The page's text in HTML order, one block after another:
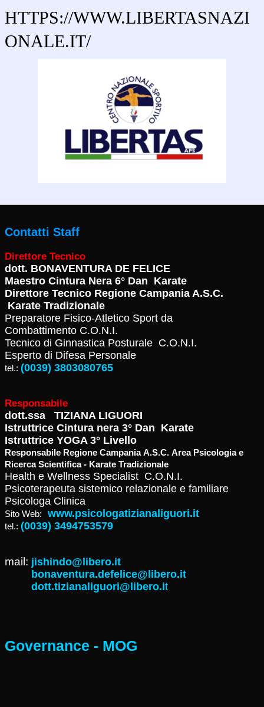
HTTPS://wWW.lIBERTASNAZI
ONALE.IT/
Contatti Staff
Direttore Tecnico
dott. BONAVENTURA DE FELICE
Maestro Cintura Nera 6° Dan Karate
Direttore Tecnico Regione Campania A.S.C.
Karate Tradizionale
Preparatore Fisico-Atletico Sport da
Combattimento C.O.N.I.
Tecnico di Ginnastica Posturale C.O.N.I.
Esperto di Difesa Personale
tel.: (0039) 3803080765
Responsabile
dott.ssa TIZIANA LIGUORI
Istruttrice Cintura nera 3° Dan Karate
Istruttrice YOGA 3° Livello
Responsabile Regione Campania A.S.C. Area Psicologia e
Ricerca Scientifica - Karate Tradizionale
Health e Wellness Specialist C.O.N.I.
Psicoterapeuta sistemico relazionale e familiare
Psicologa Clinica
Sito Web: www.psicologatizianaliguori.it
tel.: (0039) 3494753579
mail: jishindo@libero.it
bonaventura.defelice@libero.it
dott.tizianaliguori@libero.it
Governance - MOG